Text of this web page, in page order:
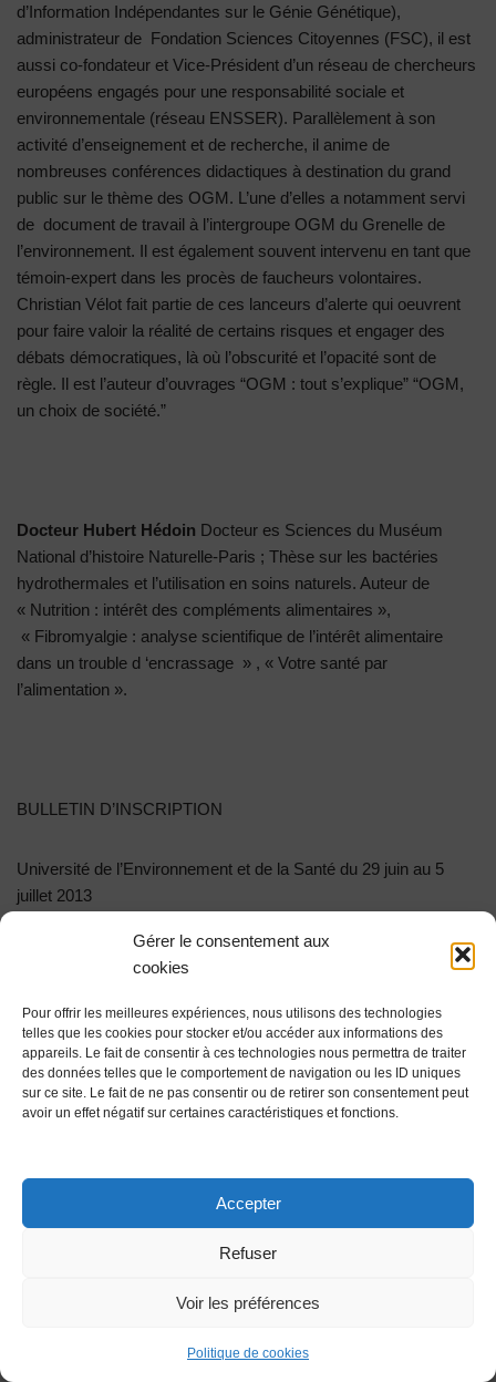
Gérer le consentement aux
cookies
Pour offrir les meilleures expériences, nous utilisons des technologies
telles que les cookies pour stocker et/ou accéder aux informations des
appareils. Le fait de consentir à ces technologies nous permettra de traiter
des données telles que le comportement de navigation ou les ID uniques
sur ce site. Le fait de ne pas consentir ou de retirer son consentement peut
avoir un effet négatif sur certaines caractéristiques et fonctions.
Accepter
Refuser
Voir les préférences
Politique de cookies
d’Information Indépendantes sur le Génie Génétique),
administrateur de Fondation Sciences Citoyennes (FSC), il est
aussi co-fondateur et Vice-Président d’un réseau de chercheurs
européens engagés pour une responsabilité sociale et
environnementale (réseau ENSSER). Parallèlement à son
activité d’enseignement et de recherche, il anime de
nombreuses conférences didactiques à destination du grand
public sur le thème des OGM. L’une d’elles a notamment servi
de document de travail à l’intergroupe OGM du Grenelle de
l’environnement. Il est également souvent intervenu en tant que
témoin-expert dans les procès de faucheurs volontaires.
Christian Vélot fait partie de ces lanceurs d’alerte qui oeuvrent
pour faire valoir la réalité de certains risques et engager des
débats démocratiques, là où l’obscurité et l’opacité sont de
règle. Il est l’auteur d’ouvrages “OGM : tout s’explique” “OGM,
un choix de société.”
Docteur Hubert Hédoin Docteur es Sciences du Muséum
National d’histoire Naturelle-Paris ; Thèse sur les bactéries
hydrothermales et l’utilisation en soins naturels. Auteur de
« Nutrition : intérêt des compléments alimentaires »,
« Fibromyalgie : analyse scientifique de l’intérêt alimentaire
dans un trouble d ‘encrassage » , « Votre santé par
l’alimentation ».
BULLETIN D’INSCRIPTION
Université de l’Environnement et de la Santé du 29 juin au 5
juillet 2013
Nom…………………………………………………………………
……………………………………………………………..
Adresse
………………………………………………………………………
………………………………………………………………………
………………………………………………………….. Ville
……………………………………………………………………..